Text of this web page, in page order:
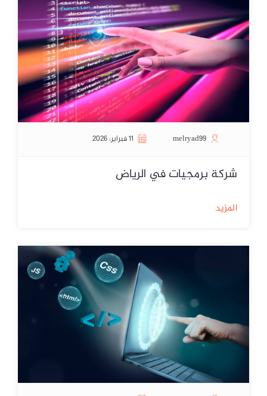
melryad99 11 فبراير، 2026
شركة برمجيات في الرياض
المزيد